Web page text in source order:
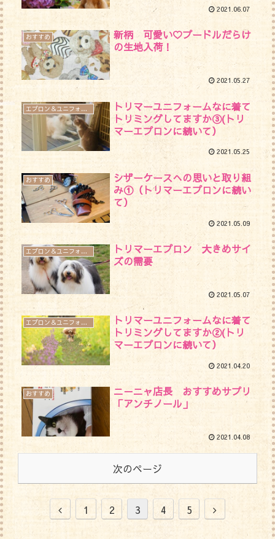
2021.06.07
おすすめ
新柄 可愛い♡プードルだらけ
の生地入荷！
2021.05.27
エプロン＆ユニフォーム
トリマーユニフォームなに着て
トリミングしてますか③(トリ
マーエプロンに続いて）
2021.05.25
おすすめ
シザーケースへの思いと取り組
み①（トリマーエプロンに続い
て）
2021.05.09
エプロン＆ユニフォーム
トリマーエプロン 大きめサイ
ズの需要
2021.05.07
エプロン＆ユニフォーム
トリマーユニフォームなに着て
トリミングしてますか②(トリ
マーエプロンに続いて）
2021.04.20
おすすめ
ニ－ニャ店長 おすすめサプリ
「アンチノール」
2021.04.08
次のページ
1 2 3 4 5